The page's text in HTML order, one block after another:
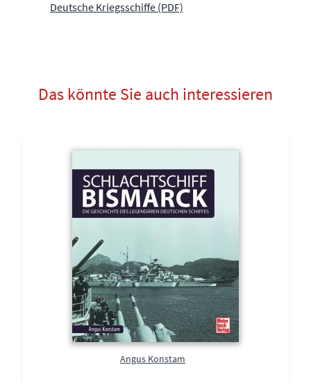
Deutsche Kriegsschiffe (PDF)
Das könnte Sie auch interessieren
Angus Konstam